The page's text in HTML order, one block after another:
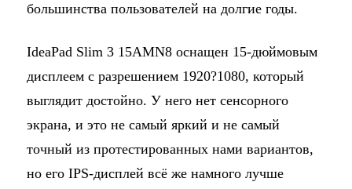
большинства пользователей на долгие годы.
IdeaPad Slim 3 15AMN8 оснащен 15-дюймовым
дисплеем с разрешением 1920?1080, который
выглядит достойно. У него нет сенсорного
экрана, и это не самый яркий и не самый
точный из протестированных нами вариантов,
но его IPS-дисплей всё же намного лучше